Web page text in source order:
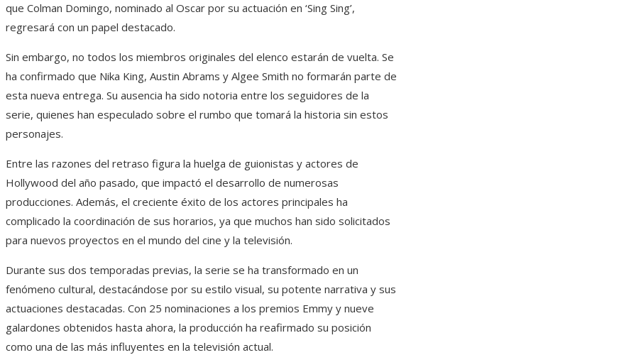
que Colman Domingo, nominado al Oscar por su actuación en ‘Sing Sing’,
regresará con un papel destacado.
Sin embargo, no todos los miembros originales del elenco estarán de vuelta. Se
ha confirmado que Nika King, Austin Abrams y Algee Smith no formarán parte de
esta nueva entrega. Su ausencia ha sido notoria entre los seguidores de la
serie, quienes han especulado sobre el rumbo que tomará la historia sin estos
personajes.
Entre las razones del retraso figura la huelga de guionistas y actores de
Hollywood del año pasado, que impactó el desarrollo de numerosas
producciones. Además, el creciente éxito de los actores principales ha
complicado la coordinación de sus horarios, ya que muchos han sido solicitados
para nuevos proyectos en el mundo del cine y la televisión.
Durante sus dos temporadas previas, la serie se ha transformado en un
fenómeno cultural, destacándose por su estilo visual, su potente narrativa y sus
actuaciones destacadas. Con 25 nominaciones a los premios Emmy y nueve
galardones obtenidos hasta ahora, la producción ha reafirmado su posición
como una de las más influyentes en la televisión actual.